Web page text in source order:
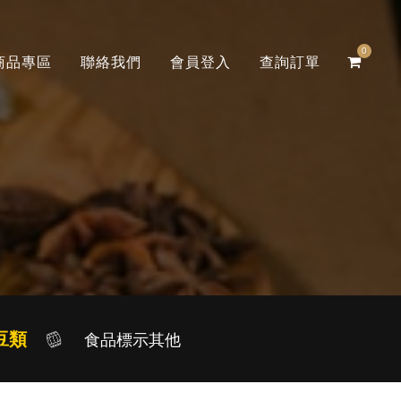
品專區 聯絡我們 會員登入 查詢訂單
0
類 食品標示其他